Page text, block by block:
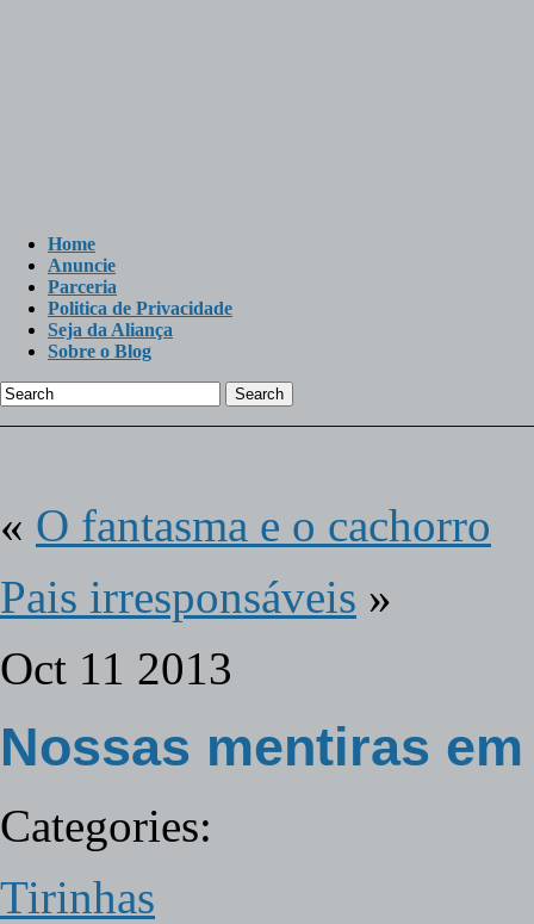
Home
Anuncie
Parceria
Politica de Privacidade
Seja da Aliança
Sobre o Blog
Search
« O fantasma e o cachorro
Pais irresponsáveis »
Oct 11 2013
Nossas mentiras
Categories:
Tirinhas